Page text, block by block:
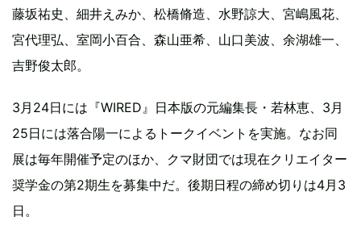
藤坂祐史、細井えみか、松橋脩造、水野諒大、宮嶋風花、
宮代理弘、室岡小百合、森山亜希、山口美波、余湖雄一、
吉野俊太郎。
3月24日には『WIRED』日本版の元編集長・若林恵、3月
25日には落合陽一によるトークイベントを実施。なお同
展は毎年開催予定のほか、クマ財団では現在クリエイター
奨学金の第2期生を募集中だ。後期日程の締め切りは4月3
日。